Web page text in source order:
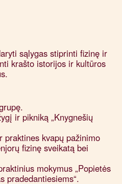
sąlygas stiprinti fizinę ir
krašto istorijos ir kultūros
ir pikniką „Knygnešių
praktines kvapų pažinimo
fizinę sveikatą bei
mokymus „Popietės
pradedantiesiems“.